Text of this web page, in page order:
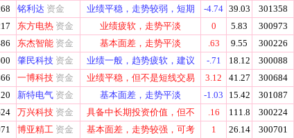
铭利达 资金 业绩平稳，走势较弱，短期 -4.74 39.03 301358
东方电热 资金 业绩疲软，走势平淡 0 5.83 300973
东杰智能 资金 基本面差，走势平淡 .63 9.55 300226
肇民科技 资金 业绩一般，趋势疲软，建议 -.71 18.12 300088
一博科技 资金 业绩平稳，但不是短线交易 3.12 41.27 300684
新特电气 资金 基本面差，走势平淡 -1.03 15.42 301087
万兴科技 资金 具备中长期投资价值，但不 .16 111.8 300224
博亚精工 资金 基本面差，走势较强，可考 1 26.14 300701